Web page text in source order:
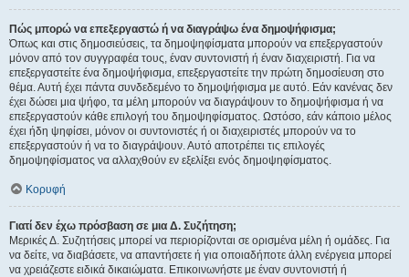
Πώς μπορώ να επεξεργαστώ ή να διαγράψω ένα δημοψήφισμα;
Όπως και στις δημοσιεύσεις, τα δημοψηφίσματα μπορούν να επεξεργαστούν
μόνον από τον συγγραφέα τους, έναν συντονιστή ή έναν διαχειριστή. Για να
επεξεργαστείτε ένα δημοψήφισμα, επεξεργαστείτε την πρώτη δημοσίευση στο
θέμα. Αυτή έχει πάντα συνδεδεμένο το δημοψήφισμα με αυτό. Εάν κανένας δεν
έχει δώσει μια ψήφο, τα μέλη μπορούν να διαγράψουν το δημοψήφισμα ή να
επεξεργαστούν κάθε επιλογή του δημοψηφίσματος. Ωστόσο, εάν κάποιο μέλος
έχει ήδη ψηφίσει, μόνον οι συντονιστές ή οι διαχειριστές μπορούν να το
επεξεργαστούν ή να το διαγράψουν. Αυτό αποτρέπει τις επιλογές
δημοψηφίσματος να αλλαχθούν εν εξελίξει ενός δημοψηφίσματος.
Κορυφή
Γιατί δεν έχω πρόσβαση σε μια Δ. Συζήτηση;
Μερικές Δ. Συζητήσεις μπορεί να περιορίζονται σε ορισμένα μέλη ή ομάδες. Για
να δείτε, να διαβάσετε, να απαντήσετε ή για οποιαδήποτε άλλη ενέργεια μπορεί
να χρειάζεστε ειδικά δικαιώματα. Επικοινωνήστε με έναν συντονιστή ή